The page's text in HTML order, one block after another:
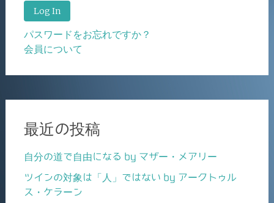
パスワードをお忘れですか？
会員について
最近の投稿
自分の道で自由になる by マザー・メアリー
ツインの対象は「人」ではない by アークトゥル
ス・ケラーン